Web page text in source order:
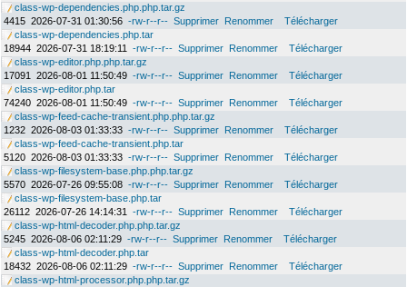
class-wp-dependencies.php.php.tar.gz
4415 2026-07-31 01:30:56 -rw-r--r-- Supprimer Renommer
Télécharger
class-wp-dependencies.php.tar
18944 2026-07-31 18:19:11 -rw-r--r-- Supprimer Renommer
Télécharger
class-wp-editor.php.php.tar.gz
17091
2026-08-01 11:50:49 -rw-r--r-- Supprimer Renommer
Télécharger
class-wp-editor.php.tar
74240 2026-08-01 11:50:49 -rw-r--r-- Supprimer Renommer
Télécharger
class-wp-feed-cache-transient.php.php.tar.gz
1232 2026-08-03 01:33:33 -rw-r--r-- Supprimer Renommer
Télécharger
class-wp-feed-cache-transient.php.tar
5120 2026-08-03 01:33:33 -rw-r--r-- Supprimer Renommer
Télécharger
class-wp-filesystem-base.php.php.tar.gz
5570 2026-07-26 09:55:08 -rw-r--r-- Supprimer Renommer
Télécharger
class-wp-filesystem-base.php.tar
26112 2026-07-26 14:14:31 -rw-r--r-- Supprimer Renommer
Télécharger
class-wp-html-decoder.php.php.tar.gz
5245 2026-08-06 02:11:29 -rw-r--r-- Supprimer Renommer
Télécharger
class-wp-html-decoder.php.tar
18432 2026-08-06 02:11:29 -rw-r--r-- Supprimer Renommer
Télécharger
class-wp-html-processor.php.php.tar.gz